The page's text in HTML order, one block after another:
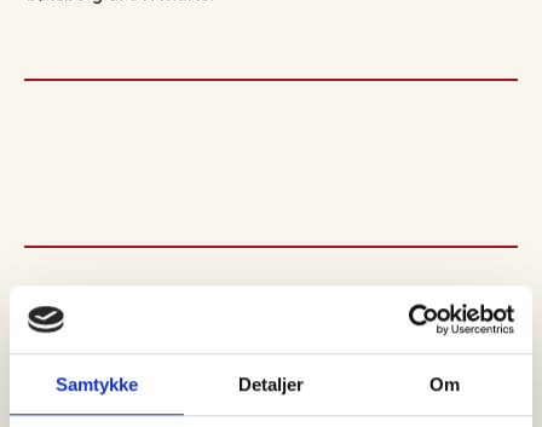
Samtykke Detaljer Om
SENESTE